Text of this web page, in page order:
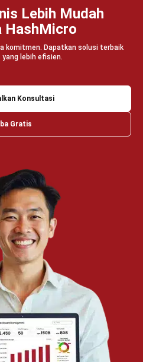
of Sales)
HRM
FnB
Kitchen
by Hashmicro
KamiHubungi Kami